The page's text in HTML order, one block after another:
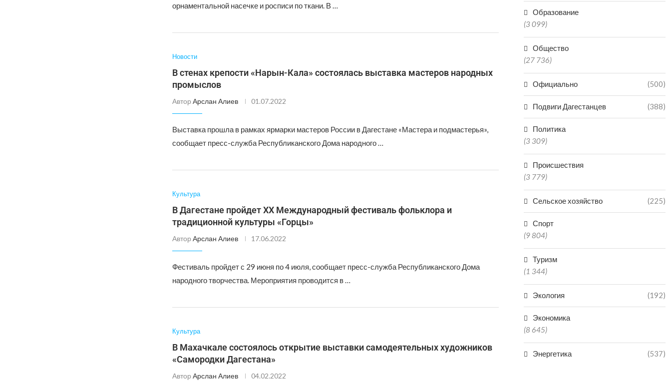
орнаментальной насечке и росписи по ткани. В …
Новости
В стенах крепости «Нарын-Кала» состоялась выставка мастеров народных
промыслов
Автор Арслан Алиев 01.07.2022
Выставка прошла в рамках ярмарки мастеров России в Дагестане «Мастера и подмастерья»,
сообщает пресс-служба Республиканского Дома народного …
Культура
В Дагестане пройдет XX Международный фестиваль фольклора и
традиционной культуры «Горцы»
Автор Арслан Алиев 17.06.2022
Фестиваль пройдет с 29 июня по 4 июля, сообщает пресс-служба Республиканского Дома
народного творчества. Мероприятия проводится в …
Культура
В Махачкале состоялось открытие выставки самодеятельных художников
«Самородки Дагестана»
Автор Арслан Алиев 04.02.2022
Образование
(3 099)
Общество
(27 736)
Официально (500)
Подвиги Дагестанцев (388)
Политика
(3 309)
Происшествия
(3 779)
Сельское хозяйство (225)
Спорт
(9 804)
Туризм
(1 344)
Экология (192)
Экономика
(8 645)
Энергетика (537)